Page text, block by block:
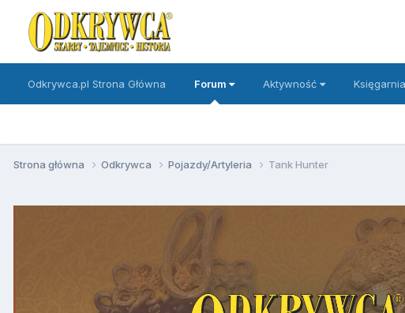
Odkrywca.pl Strona Główna Forum Aktywność
Strona główna Odkrywca Pojazdy/Artyleria Tank Hunter